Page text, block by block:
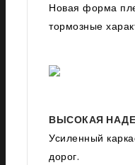
Новая форма
тормозные
ВЫСОКАЯ
Усиленный
дорог.